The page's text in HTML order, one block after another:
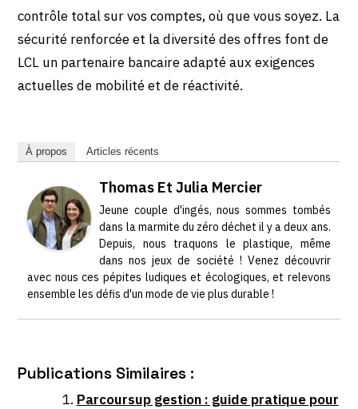
contrôle total sur vos comptes, où que vous soyez. La
sécurité renforcée et la diversité des offres font de
LCL un partenaire bancaire adapté aux exigences
actuelles de mobilité et de réactivité.
À propos Articles récents
Thomas Et Julia Mercier
Jeune couple d'ingés, nous sommes tombés
dans la marmite du zéro déchet il y a deux ans.
Depuis, nous traquons le plastique, même
dans nos jeux de société ! Venez découvrir
avec nous ces pépites ludiques et écologiques, et relevons
ensemble les défis d'un mode de vie plus durable !
Publications Similaires :
Parcoursup gestion : guide pratique pour